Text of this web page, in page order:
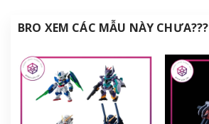
BRO XEM CÁC MẪU NÀY CHƯA???